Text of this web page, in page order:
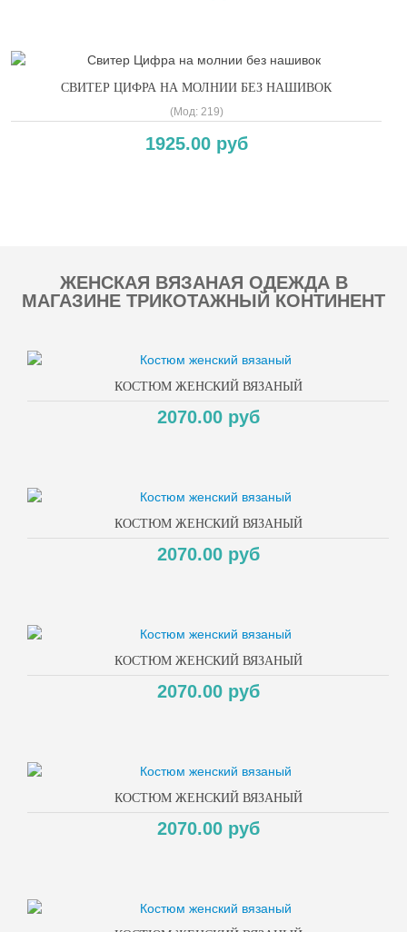
СВИТЕР ЦИФРА НА МОЛНИИ БЕЗ НАШИВОК
(Мод: 219)
1925.00 руб
ЖЕНСКАЯ ВЯЗАНАЯ ОДЕЖДА В
МАГАЗИНЕ ТРИКОТАЖНЫЙ КОНТИНЕНТ
КОСТЮМ ЖЕНСКИЙ ВЯЗАНЫЙ
2070.00 руб
КОСТЮМ ЖЕНСКИЙ ВЯЗАНЫЙ
2070.00 руб
КОСТЮМ ЖЕНСКИЙ ВЯЗАНЫЙ
2070.00 руб
КОСТЮМ ЖЕНСКИЙ ВЯЗАНЫЙ
2070.00 руб